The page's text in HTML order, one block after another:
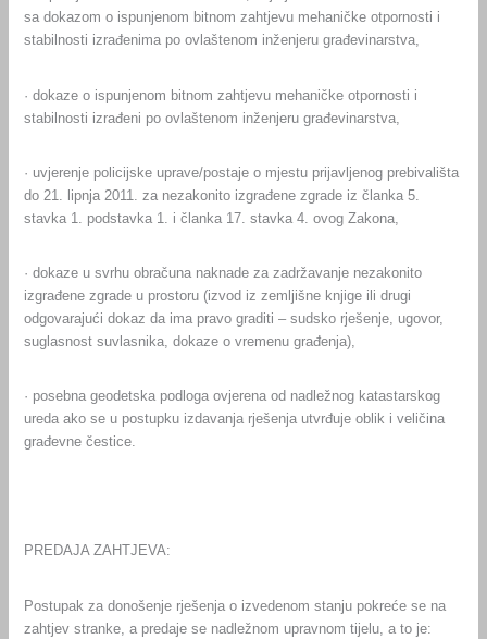
sa dokazom o ispunjenom bitnom zahtjevu mehaničke otpornosti i
stabilnosti izrađenima po ovlaštenom inženjeru građevinarstva,
· dokaze o ispunjenom bitnom zahtjevu mehaničke otpornosti i
stabilnosti izrađeni po ovlaštenom inženjeru građevinarstva,
· uvjerenje policijske uprave/postaje o mjestu prijavljenog prebivališta
do 21. lipnja 2011. za nezakonito izgrađene zgrade iz članka 5.
stavka 1. podstavka 1. i članka 17. stavka 4. ovog Zakona,
· dokaze u svrhu obračuna naknade za zadržavanje nezakonito
izgrađene zgrade u prostoru (izvod iz zemljišne knjige ili drugi
odgovarajući dokaz da ima pravo graditi – sudsko rješenje, ugovor,
suglasnost suvlasnika, dokaze o vremenu građenja),
· posebna geodetska podloga ovjerena od nadležnog katastarskog
ureda ako se u postupku izdavanja rješenja utvrđuje oblik i veličina
građevne čestice.
PREDAJA ZAHTJEVA:
Postupak za donošenje rješenja o izvedenom stanju pokreće se na
zahtjev stranke, a predaje se nadležnom upravnom tijelu, a to je: